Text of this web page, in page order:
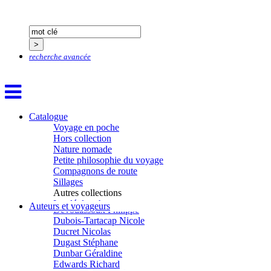
recherche avancée
Catalogue
Voyage en poche
Hors collection
Nature nomade
Petite philosophie du voyage
Compagnons de route
Sillages
Autres collections
La clé des champs
Chemins d’étoiles
Visions
Auteurs et voyageurs
Cotta Jean-Marc
Cousergue Arnaud
Crane Richard
Degoul Franck
Delaunay Matthieu
Deledicque Sébastien
Delloye Bernard
Delloye Mélanie
Descave Nicolas
Desprez Élise
Desprez Léopoldine
Devouassoux Philippe
Dubois-Tartacap Nicole
Ducret Nicolas
Dugast Stéphane
Dunbar Géraldine
Edwards Richard